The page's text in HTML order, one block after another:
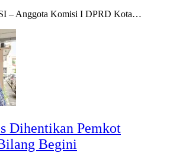
– Anggota Komisi I DPRD Kota…
Dihentikan Pemkot
Begini